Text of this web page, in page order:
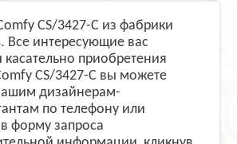
CS/3427-C из фабрики
Все интересующие вас
касательно приобретения
CS/3427-C вы можете
дизайнерам-
по телефону или
форму запроса